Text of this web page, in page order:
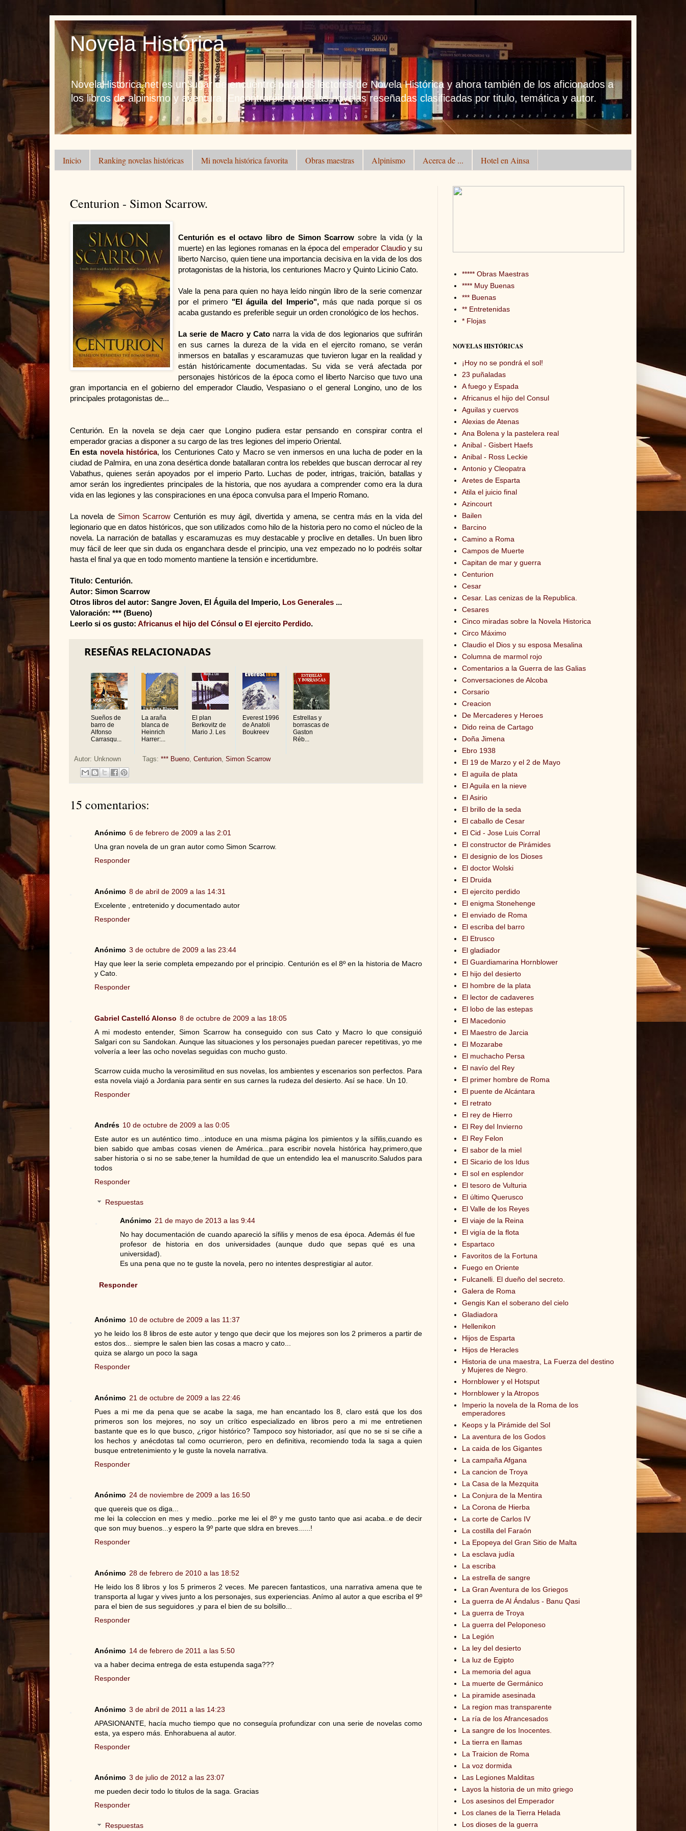
Novela Histórica
NovelaHistorica.net es un lugar de encuentro para los lectores de Novela Histórica y ahora también de los aficionados a
los libros de alpinismo y aventura. Encontraréis todos las novelas reseñadas clasificadas por titulo, temática y autor.
Inicio Ranking novelas históricas Mi novela histórica favorita Obras maestras Alpinismo Acerca de ... Hotel en Ainsa
Centurion - Simon Scarrow.
Centurión es el octavo libro de Simon Scarrow sobre la vida (y la
muerte) en las legiones romanas en la época del emperador Claudioy su
liberto Narciso, quien tiene una importancia decisiva en la vida de los dos
protagonistas de la historia, los centuriones Macro y Quinto Licinio Cato.
Vale la pena para quien no haya leído ningún libro de la serie comenzar
por el primero "El águila del Imperio",más que nada porque si os
acaba gustando es preferible seguir un orden cronológico de los hechos.
La serie de Macro y Catonarra la vida de dos legionarios que sufrirán
en sus carnes la dureza de la vida en el ejercito romano, se verán
inmersos en batallas y escaramuzas que tuvieron lugar en la realidad y
están históricamente documentadas. Su vida se verá afectada por
personajes históricos de la época como el liberto Narciso que tuvo una
gran importancia en el gobierno del emperador Claudio, Vespasiano o el general Longino, uno de los
principales protagonistas de...
Centurión. En la novela se deja caer que Longino pudiera estar pensando en conspirar contra el
emperador gracias a disponer a su cargo de las tres legiones del imperio Oriental.
En esta novela histórica, los Centuriones Cato y Macro se ven inmersos en una lucha de poder en la
ciudad de Palmira, en una zona desértica donde batallaran contra los rebeldes que buscan derrocar al rey
Vabathus, quienes serán apoyados por el imperio Parto. Luchas de poder, intrigas, traición, batallas y
amor serán los ingredientes principales de la historia, que nos ayudara a comprender como era la dura
vida en las legiones y las conspiraciones en una época convulsa para el Imperio Romano.
La novela de Simon Scarrow Centurión es muy ágil, divertida y amena, se centra más en la vida del
legionario que en datos históricos, que son utilizados como hilo de la historia pero no como el núcleo de la
novela. La narración de batallas y escaramuzas es muy destacable y proclive en detalles. Un buen libro
muy fácil de leer que sin duda os enganchara desde el principio, una vez empezado no lo podréis soltar
hasta el final ya que en todo momento mantiene la tensión e incertidumbre.
Titulo: Centurión.
Autor: Simon Scarrow
Otros libros del autor: Sangre Joven, El Águila del Imperio, Los Generales ...
Valoración: *** (Bueno)
Leerlo si os gusto: Africanus el hijo del Cónsul o El ejercito Perdido.
RESEÑAS RELACIONADAS
Sueños de
barro de
Alfonso
Carrasqu...
La araña
blanca de
Heinrich
Harrer:...
El plan
Berkovitz de
Mario J. Les
Everest 1996
de Anatoli
Boukreev
Estrellas y
borrascas de
Gaston
Réb...
Autor: Unknown Tags: *** Bueno, Centurion, Simon Scarrow
15 comentarios:
Anónimo 6 de febrero de 2009 a las 2:01
Una gran novela de un gran autor como Simon Scarrow.
Responder
Anónimo 8 de abril de 2009 a las 14:31
Excelente , entretenido y documentado autor
Responder
Anónimo 3 de octubre de 2009 a las 23:44
Hay que leer la serie completa empezando por el principio. Centurión es el 8º en la historia de Macro
y Cato.
Responder
Gabriel Castelló Alonso 8 de octubre de 2009 a las 18:05
A mi modesto entender, Simon Scarrow ha conseguido con sus Cato y Macro lo que consiguió
Salgari con su Sandokan. Aunque las situaciones y los personajes puedan parecer repetitivas, yo me
volvería a leer las ocho novelas seguidas con mucho gusto.
Scarrow cuida mucho la verosimilitud en sus novelas, los ambientes y escenarios son perfectos. Para
esta novela viajó a Jordania para sentir en sus carnes la rudeza del desierto. Así se hace. Un 10.
Responder
Andrés 10 de octubre de 2009 a las 0:05
Este autor es un auténtico timo...intoduce en una misma página los pimientos y la sífilis,cuando es
bien sabido que ambas cosas vienen de América...para escribir novela histórica hay,primero,que
saber historia o si no se sabe,tener la humildad de que un entendido lea el manuscrito.Saludos para
todos
Responder
Respuestas
Anónimo 21 de mayo de 2013 a las 9:44
No hay documentación de cuando apareció la sífilis y menos de esa época. Además él fue
profesor de historia en dos universidades (aunque dudo que sepas qué es una
universidad).
Es una pena que no te guste la novela, pero no intentes desprestigiar al autor.
Responder
Anónimo 10 de octubre de 2009 a las 11:37
yo he leido los 8 libros de este autor y tengo que decir que los mejores son los 2 primeros a partir de
estos dos... siempre le salen bien las cosas a macro y cato...
quiza se alargo un poco la saga
Responder
Anónimo 21 de octubre de 2009 a las 22:46
Pues a mi me da pena que se acabe la saga, me han encantado los 8, claro está que los dos
primeros son los mejores, no soy un crítico especializado en libros pero a mi me entretienen
bastante que es lo que busco, ¿rigor histórico? Tampoco soy historiador, así que no se si se ciñe a
los hechos y anécdotas tal como ocurrieron, pero en definitiva, recomiendo toda la saga a quien
busque entretenimiento y le guste la novela narrativa.
Responder
Anónimo 24 de noviembre de 2009 a las 16:50
que quereis que os diga...
me lei la coleccion en mes y medio...porke me lei el 8º y me gusto tanto que asi acaba..e de decir
que son muy buenos...y espero la 9º parte que sldra en breves......!
Responder
Anónimo 28 de febrero de 2010 a las 18:52
He leido los 8 libros y los 5 primeros 2 veces. Me parecen fantasticos, una narrativa amena que te
transporta al lugar y vives junto a los personajes, sus experiencias. Anímo al autor a que escriba el 9º
para el bien de sus seguidores ,y para el bien de su bolsillo...
Responder
Anónimo 14 de febrero de 2011 a las 5:50
va a haber decima entrega de esta estupenda saga???
Responder
Anónimo 3 de abril de 2011 a las 14:23
APASIONANTE, hacía mucho tiempo que no conseguía profundizar con una serie de novelas como
esta, ya espero más. Enhorabuena al autor.
Responder
Anónimo 3 de julio de 2012 a las 23:07
me pueden decir todo lo titulos de la saga. Gracias
Responder
Respuestas
***** Obras Maestras
**** Muy Buenas
*** Buenas
** Entretenidas
* Flojas
NOVELAS HISTÓRICAS
¡Hoy no se pondrá el sol!
23 puñaladas
A fuego y Espada
Africanus el hijo del Consul
Aguilas y cuervos
Alexias de Atenas
Ana Bolena y la pastelera real
Anibal - Gisbert Haefs
Anibal - Ross Leckie
Antonio y Cleopatra
Aretes de Esparta
Atila el juicio final
Azincourt
Bailen
Barcino
Camino a Roma
Campos de Muerte
Capitan de mar y guerra
Centurion
Cesar
Cesar. Las cenizas de la Republica.
Cesares
Cinco miradas sobre la Novela Historica
Circo Máximo
Claudio el Dios y su esposa Mesalina
Columna de marmol rojo
Comentarios a la Guerra de las Galias
Conversaciones de Alcoba
Corsario
Creacion
De Mercaderes y Heroes
Dido reina de Cartago
Doña Jimena
Ebro 1938
El 19 de Marzo y el 2 de Mayo
El aguila de plata
El Aguila en la nieve
El Asirio
El brillo de la seda
El caballo de Cesar
El Cid - Jose Luis Corral
El constructor de Pirámides
El designio de los Dioses
El doctor Wolski
El Druida
El ejercito perdido
El enigma Stonehenge
El enviado de Roma
El escriba del barro
El Etrusco
El gladiador
El Guardiamarina Hornblower
El hijo del desierto
El hombre de la plata
El lector de cadaveres
El lobo de las estepas
El Macedonio
El Maestro de Jarcia
El Mozarabe
El muchacho Persa
El navío del Rey
El primer hombre de Roma
El puente de Alcántara
El retrato
El rey de Hierro
El Rey del Invierno
El Rey Felon
El sabor de la miel
El Sicario de los Idus
El sol en esplendor
El tesoro de Vulturia
El último Querusco
El Valle de los Reyes
El viaje de la Reina
El vigía de la flota
Espartaco
Favoritos de la Fortuna
Fuego en Oriente
Fulcanelli. El dueño del secreto.
Galera de Roma
Gengis Kan el soberano del cielo
Gladiadora
Hellenikon
Hijos de Esparta
Hijos de Heracles
Historia de una maestra, La Fuerza del destino
y Mujeres de Negro.
Hornblower y el Hotsput
Hornblower y la Atropos
Imperio la novela de la Roma de los
emperadores
Keops y la Pirámide del Sol
La aventura de los Godos
La caida de los Gigantes
La campaña Afgana
La cancion de Troya
La Casa de la Mezquita
La Conjura de la Mentira
La Corona de Hierba
La corte de Carlos IV
La costilla del Faraón
La Epopeya del Gran Sitio de Malta
La esclava judía
La escriba
La estrella de sangre
La Gran Aventura de los Griegos
La guerra de Al Ándalus - Banu Qasi
La guerra de Troya
La guerra del Peloponeso
La Legión
La ley del desierto
La luz de Egipto
La memoria del agua
La muerte de Germánico
La piramide asesinada
La region mas transparente
La ría de los Afrancesados
La sangre de los Inocentes.
La tierra en llamas
La Traicion de Roma
La voz dormida
Las Legiones Malditas
Layos la historia de un mito griego
Los asesinos del Emperador
Los clanes de la Tierra Helada
Los dioses de la guerra